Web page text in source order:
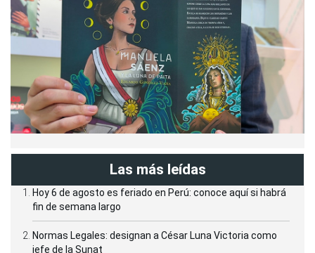
Las más leídas
Hoy 6 de agosto es feriado en Perú: conoce aquí si habrá
fin de semana largo
Normas Legales: designan a César Luna Victoria como
jefe de la Sunat